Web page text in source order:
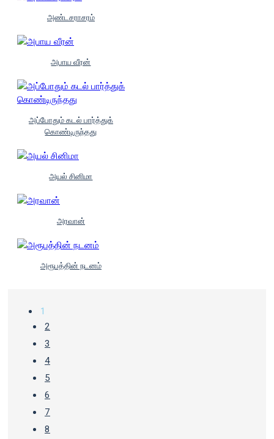
அண்டசராசரம்
அபாய வீரன்
அப்போதும் கடல் பார்த்துக்
கொண்டிருந்தது
அயல் சினிமா
அரவான்
அரூபத்தின் நடனம்
1
2
3
4
5
6
7
8